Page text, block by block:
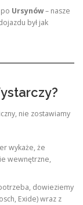
po Ursynów– nasze
był jak
nie zostawiamy
wykaże, że
wewnętrzne,
dowieziemy
Exide) wraz z